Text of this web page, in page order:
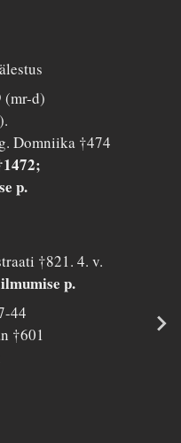
(mr-d)
Domniika †474
p.
†821. 4. v.
p.
44
†601